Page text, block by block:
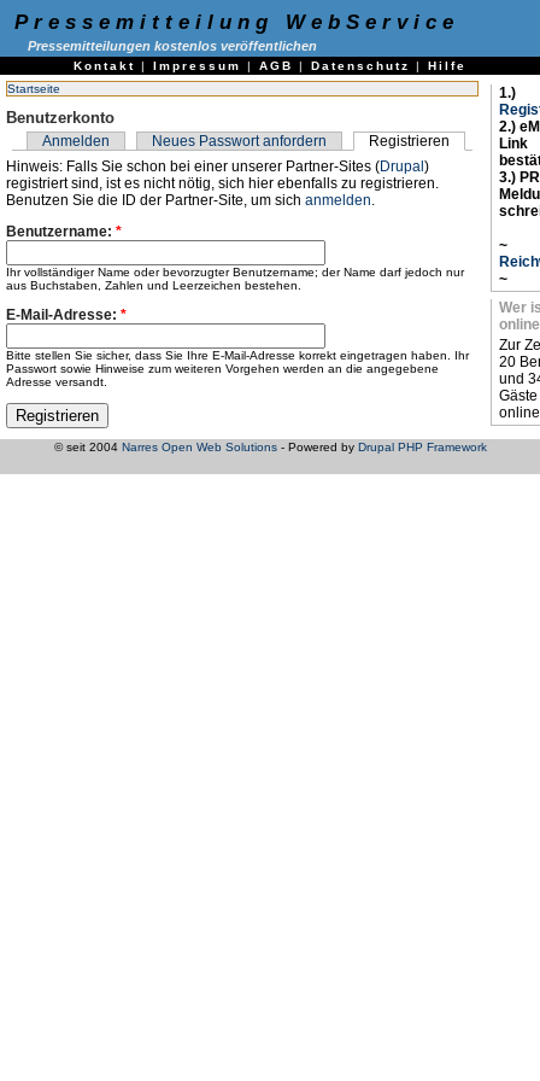
Pressemitteilung WebService
Pressemitteilungen kostenlos veröffentlichen
Kontakt | Impressum | AGB | Datenschutz | Hilfe
Startseite
Benutzerkonto
Anmelden Neues Passwort anfordern
Registrieren
Hinweis: Falls Sie schon bei einer unserer Partner-Sites (Drupal)
registriert sind, ist es nicht nötig, sich hier ebenfalls zu registrieren.
Benutzen Sie die ID der Partner-Site, um sich anmelden
Benutzername: *
Ihr vollständiger Name oder bevorzugter Benutzername; der Name darf jedoch nur
aus Buchstaben, Zahlen und Leerzeichen bestehen.
E-Mail-Adresse: *
Bitte stellen Sie sicher, dass Sie Ihre E-Mail-Adresse korrekt eingetragen haben. Ihr
Passwort sowie Hinweise zum weiteren Vorgehen werden an die angegebene
Adresse versandt.
1.)
2.)
Link
3.)
~
~
Wer
online
Zur
20
und
Gäste
© seit 2004 Narres Open Web Solutions- Powered by Drupal PHP Framework